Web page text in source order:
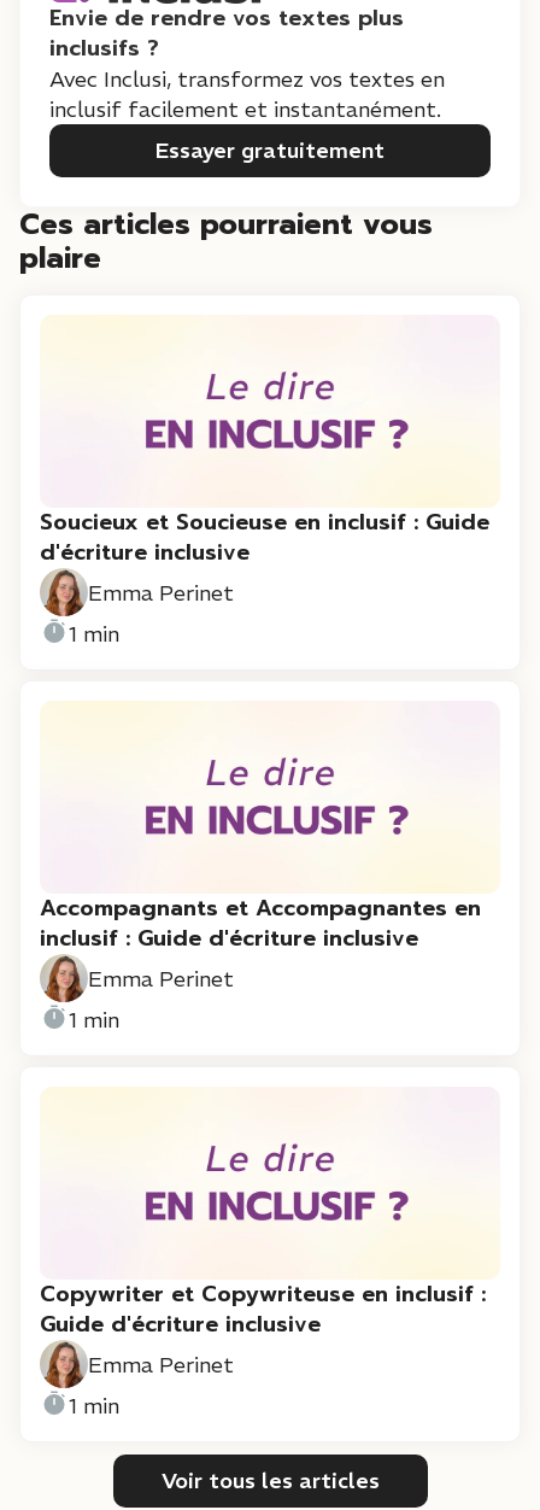
Envie de rendre vos textes plus
inclusifs ?
Avec Inclusi, transformez vos textes en
inclusif facilement et instantanément.
Essayer gratuitement
Ces articles pourraient vous
plaire
Soucieux et Soucieuse en inclusif : Guide
d'écriture inclusive
Emma Perinet
1 min
Accompagnants et Accompagnantes en
inclusif : Guide d'écriture inclusive
Emma Perinet
1 min
Copywriter et Copywriteuse en inclusif :
Guide d'écriture inclusive
Emma Perinet
1 min
Voir tous les articles